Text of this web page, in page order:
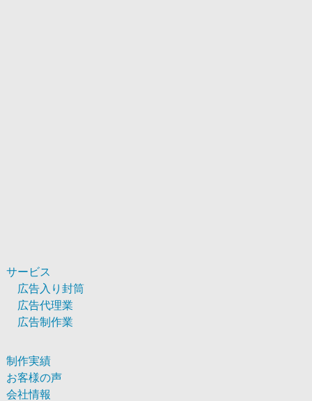
サービス
広告入り封筒
広告代理業
広告制作業
制作実績
お客様の声
会社情報